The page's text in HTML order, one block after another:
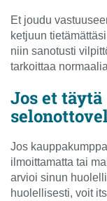
Et joudu
ketjuun
niin sanotusti
tarkoittaa
Jos et täytä
Jos
ilmoittamatta tai
arvioi sinun
huolellisesti, voit